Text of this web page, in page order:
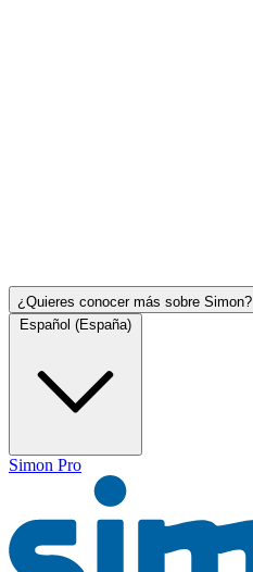
¿Quieres conocer más sobre Simon?
Simon Pro